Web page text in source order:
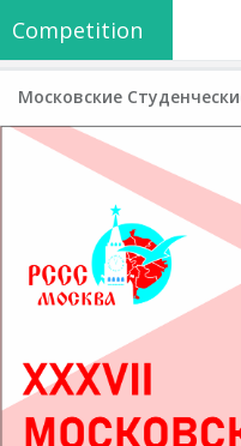
Competition
Московские